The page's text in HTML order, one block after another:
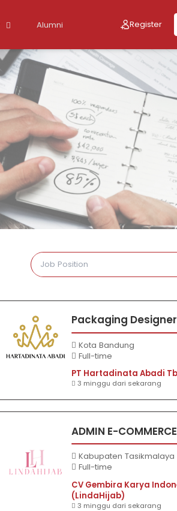
Alumni Register
Packaging Designer
Kota Bandung
Full-time
PT Hartadinata Abadi
3 minggu dari sekarang
ADMIN E-COMMERCE
Kabupaten Tasikmalaya
Full-time
CV Gembira Karya
(LindaHijab)
3 minggu dari sekarang